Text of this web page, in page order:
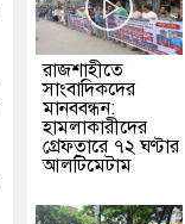
রাজশাহীতে
সাংবাদিকদের
মানববন্ধন:
হামলাকারীদের
গ্রেফতারে ৭২ ঘণ্টার
আলটিমেটাম